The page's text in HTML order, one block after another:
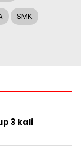
SMK
3 kali